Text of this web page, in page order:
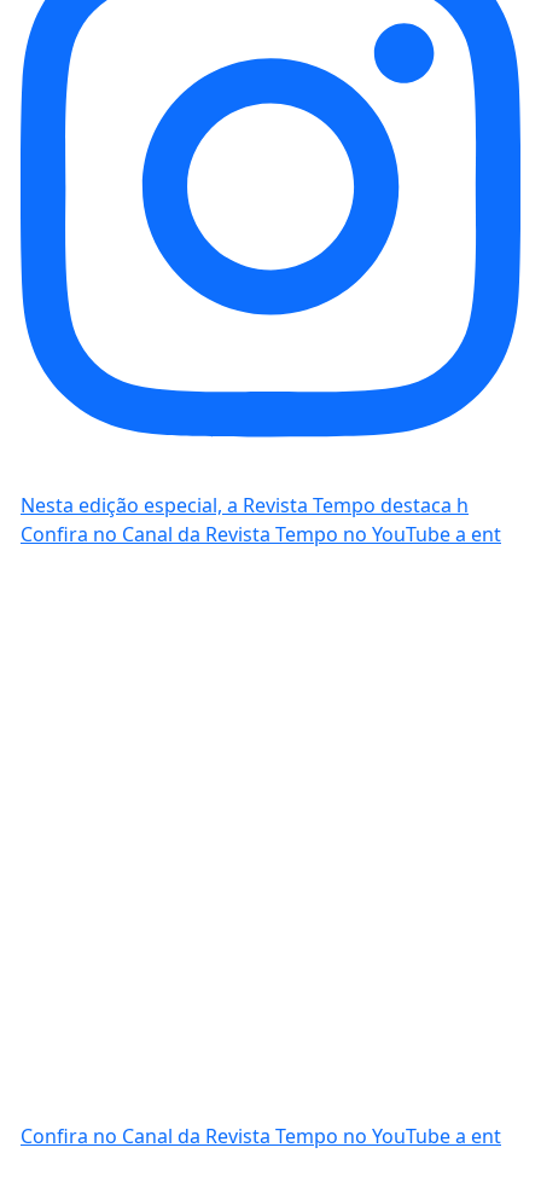
Nesta edição especial, a Revista Tempo destaca h
Confira no Canal da Revista Tempo no YouTube a ent
Confira no Canal da Revista Tempo no YouTube a ent